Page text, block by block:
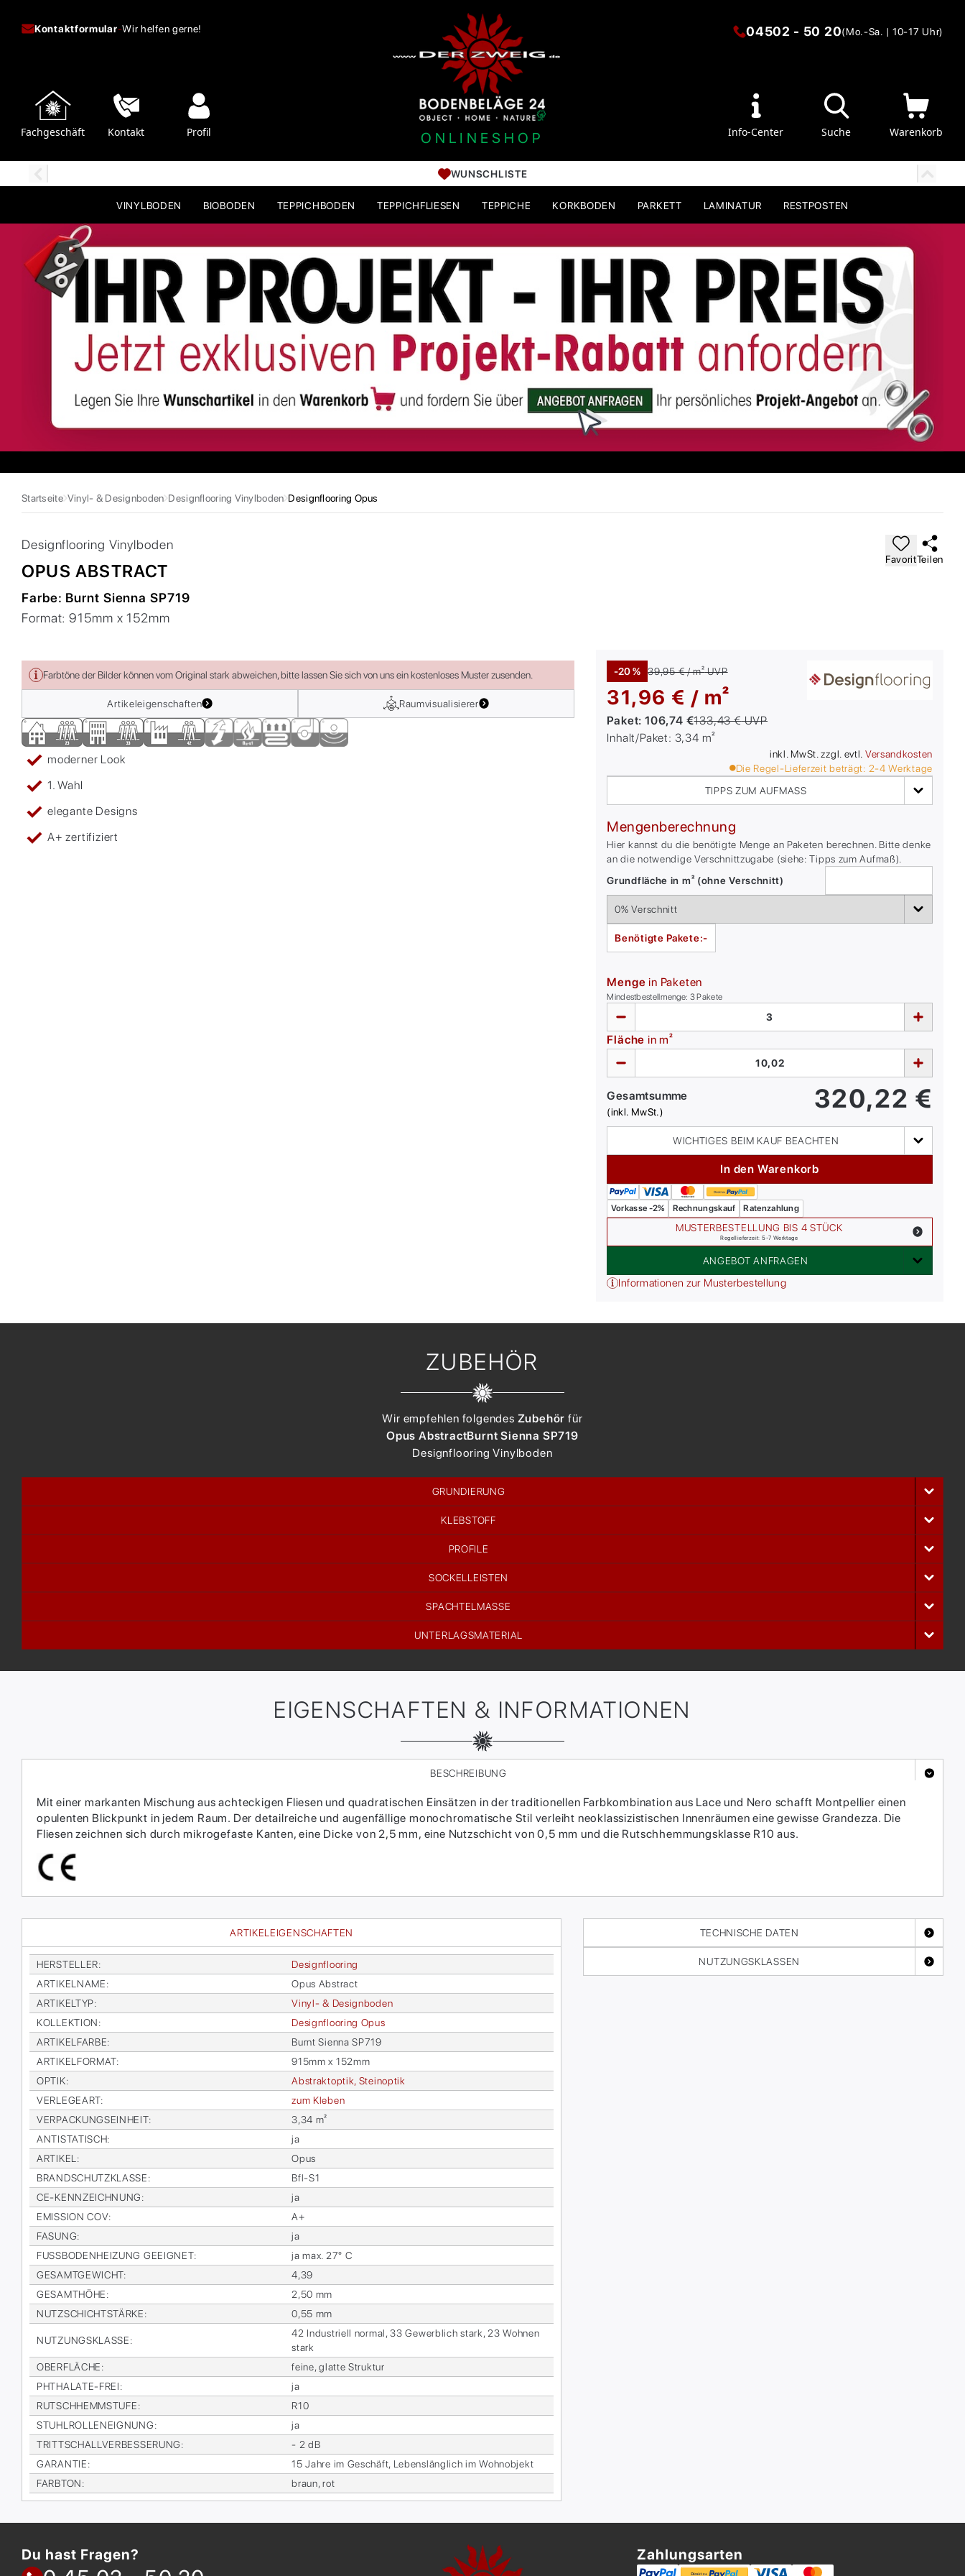
Kontaktformular-Wir helfen gerne!
Fachgeschäft Kontakt Profil ONLINESHOP
04502 - 50 20(Mo.-Sa. | 10-17 Uhr)
Info-Center Suche Warenkorb
WUNSCHLISTE
VINYLBODEN BIOBODEN TEPPICHBODEN TEPPICHFLIESEN TEPPICHE KORKBODEN PARKETT LAMINATUR RESTPOSTEN
Startseite Vinyl- & Designboden Designflooring Vinylboden Designflooring Opus
Designflooring Vinylboden
OPUS ABSTRACT
Farbe: Burnt Sienna SP719
Format:915mm x 152mm
FavoritTeilen
Farbtöne der Bilder können vom Original stark abweichen, bitte lassen Sie sich von uns ein kostenloses Muster zusenden.
Artikeleigenschaften Raumvisualisierer
moderner Look
1. Wahl
elegante Designs
A+ zertifiziert
-20 % 39,95 € / m²UVP
31,96 € / m²
Paket: 106,74 €133,43 €UVP
Inhalt/Paket: 3,34 m²
inkl. MwSt. zzgl. evtl. Versandkosten
Die Regel-Lieferzeit beträgt: 2-4 Werktage
TIPPS ZUM AUFMASS
Mengenberechnung
Hier kannst du die benötigte Menge an Paketen berechnen. Bitte denke
an die notwendige Verschnittzugabe (siehe: Tipps zum Aufmaß).
Grundfläche in m² (ohne Verschnitt)
Benötigte Pakete:-
Menge in Paketen
Mindestbestellmenge: 3Pakete
Fläche in m²
Gesamtsumme
(inkl. MwSt.) 320,22 €
WICHTIGES BEIM KAUF BEACHTEN
In den Warenkorb
Vorkasse -2% Rechnungskauf Ratenzahlung
MUSTERBESTELLUNG BIS 4 STÜCK
Regellieferzeit: 5-7 Werktage
ANGEBOT ANFRAGEN
Informationen zur Musterbestellung
ZUBEHÖR
Wir empfehlen folgendes Zubehör für
Opus AbstractBurnt Sienna SP719
Designflooring Vinylboden
GRUNDIERUNG
KLEBSTOFF
PROFILE
SOCKELLEISTEN
SPACHTELMASSE
UNTERLAGSMATERIAL
EIGENSCHAFTEN & INFORMATIONEN
ARTIKELEIGENSCHAFTEN
HER­STEL­LER:
De­sign­floo­ring
AR­TI­KEL­NA­ME:
Opus Abs­tract
AR­TI­KEL­TYP:
Vi­nyl- & De­sign­bo­den
KOL­LEK­TI­ON:
De­sign­floo­ring Opus
AR­TI­KEL­FAR­BE:
Burnt Sien­na SP719
AR­TI­KEL­FOR­MAT:
915mm x 152mm
OP­TIK:
Abs­trakt­op­tik, Stein­op­tik
VER­LE­GE­ART:
zum Kle­ben
VER­PA­CKUNGS­EIN­HEIT:
3,34 m²
AN­TI­STA­TISCH:
ja
AR­TI­KEL :
Opus
BRAND­SCHUTZ­KLAS­SE:
Bfl-S1
CE-KENN­ZEICH­NUNG:
ja
EMIS­SI­ON COV:
A+
FA­SUNG:
ja
FUSS­BO­DEN­HEI­ZUNG GE­EIG­NET:
ja max. 27° C
GE­SAMT­GE­WICHT:
4,39
GE­SAMT­HÖ­HE:
2,50 mm
NUTZ­SCHICHT­STÄR­KE: 0,55 mm
NUT­ZUNGS­KLAS­SE:
42 In­dus­tri­ell nor­mal, 33 Ge­werb­lich stark, 23 Woh­nen
stark
OBER­FLÄ­CHE:
fei­ne, glat­te Struk­tur
PHTHA­LA­TE-FREI:
ja
RUTSCH­HEMM­STU­FE:
R10
STUHL­ROL­LEN­EIG­NUNG:
ja
TRITT­SCHALL­VER­BES­SE­RUNG:
- 2 dB
GA­RAN­TIE:
15 Jah­re im Ge­schäft, Le­bens­läng­lich im Wohn­ob­jekt
FARB­TON: braun, rot
BESCHREIBUNG
Mit einer markanten Mischung aus achteckigen Fliesen und quadratischen Einsätzen in der traditionellen Farbkombination aus Lace und Nero schafft Montpellier einen
opulenten Blickpunkt in jedem Raum. Der detailreiche und augenfällige monochromatische Stil verleiht neoklassizistischen Innenräumen eine gewisse Grandezza. Die
Fliesen zeichnen sich durch mikrogefaste Kanten, eine Dicke von 2,5 mm, eine Nutzschicht von 0,5 mm und die Rutschhemmungsklasse R10 aus.
TECHNISCHE DATEN
NUTZUNGSKLASSEN
Du hast Fragen? Zahlungsarten